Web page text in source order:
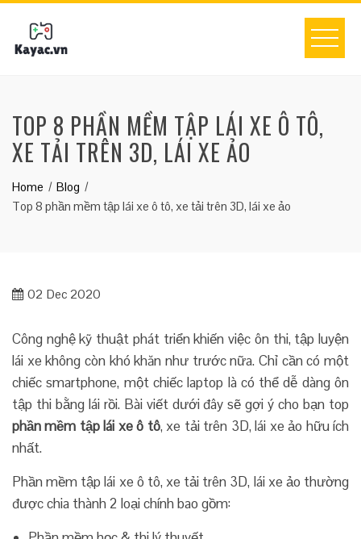
content
TOP 8 PHẦN MỀM TẬP LÁI XE Ô TÔ,
XE TẢI TRÊN 3D, LÁI XE ẢO
Home
Blog
Top 8 phần mềm tập lái xe ô tô, xe tải trên 3D, lái xe ảo
02 Dec 2020
Công nghệ kỹ thuật phát triển khiến việc ôn thi, tập luyện
lái xe không còn khó khăn như trước nữa. Chỉ cần có một
chiếc smartphone, một chiếc laptop là có thể dễ dàng ôn
tập thi bằng lái rồi. Bài viết dưới đây sẽ gợi ý cho bạn top
phần mềm tập lái xe ô tô, xe tải trên 3D, lái xe ảo hữu ích
nhất.
Phần mềm tập lái xe ô tô, xe tải trên 3D, lái xe ảo thường
được chia thành 2 loại chính bao gồm: